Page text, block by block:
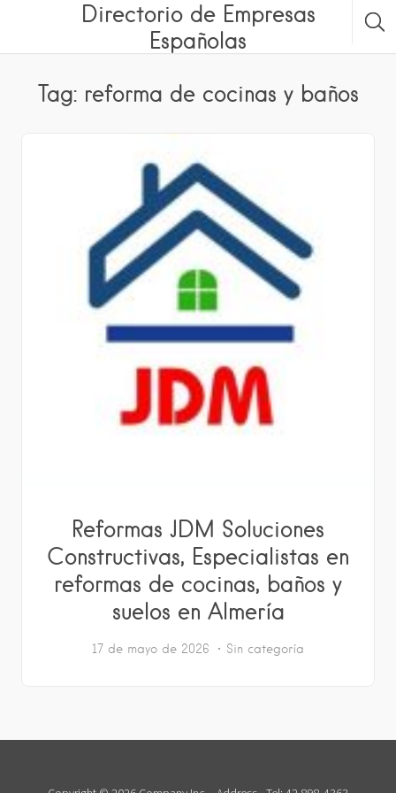
Directorio de Empresas
Españolas
Tag: reforma de cocinas y baños
Reformas JDM Soluciones
Constructivas, Especialistas en
reformas de cocinas, baños y
suelos en Almería
17 de mayo de 2026 Sin categoría